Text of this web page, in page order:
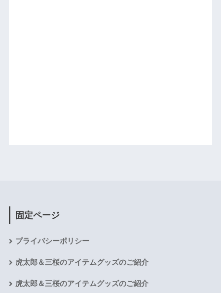
固定ページ
プライバシーポリシー
虎太郎＆三桜のアイテムグッズのご紹介
虎太郎＆三桜のアイテムグッズのご紹介